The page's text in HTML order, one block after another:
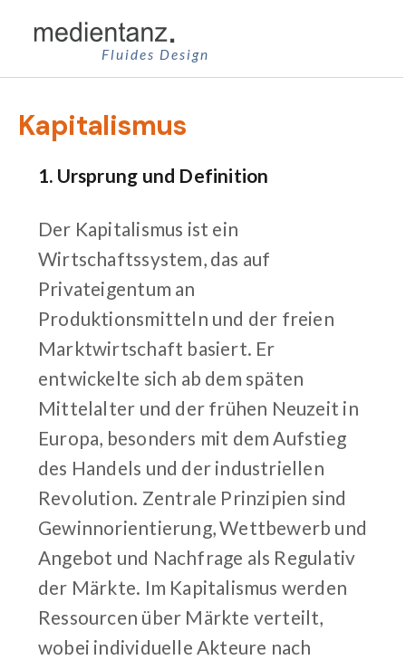
Inhalt
springen
Fluides Design
Kapitalismus
1. Ursprung und Definition
Der Kapitalismus ist ein
Wirtschaftssystem, das auf
Privateigentum an
Produktionsmitteln und der freien
Marktwirtschaft basiert. Er
entwickelte sich ab dem späten
Mittelalter und der frühen Neuzeit in
Europa, besonders mit dem Aufstieg
des Handels und der industriellen
Revolution. Zentrale Prinzipien sind
Gewinnorientierung, Wettbewerb und
Angebot und Nachfrage als Regulativ
der Märkte. Im Kapitalismus werden
Ressourcen über Märkte verteilt,
wobei individuelle Akteure nach